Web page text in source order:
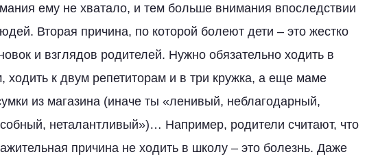
ему не хватало, и тем больше внимания впоследствии
Вторая причина, по которой болеют дети – это жестко
и взглядов родителей. Нужно обязательно ходить в
ходить к двум репетиторам и в три кружка, а еще маме
из магазина (иначе ты «ленивый, неблагодарный,
неталантливый»)… Например, родители считают, что
причина не ходить в школу – это болезнь. Даже